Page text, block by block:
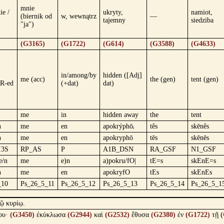
/
mnie
(biernik od
"ja")
w, wewnątrz
ukryty,
tajemny
—
namiot,
siedziba
(G3165) (G1722) (G614) (G3588) (G4633)
ed
me (acc)
in/among/by
(+dat)
hidden ([Adj]
dat)
the (gen) tent (gen)
me in hidden away the
tent
me en apokrýphōᵢ tês
skēnês
me en apokryphō tēs
skēnēs
RP_AS P A1B_DSN RA_GSF
N1_GSF
n
me e)n a)pokru/fO| tE=s
skEnE=s
me en apokryfO tEs
skEnEs
Ps_26_5_11 Ps_26_5_12 Ps_26_5_13 Ps_26_5_14
κυρίῳ.
(G3450) ἐκύκλωσα (G2944) καὶ (G2532) ἔθυσα (G2380) ἐν (G1722) τῇ